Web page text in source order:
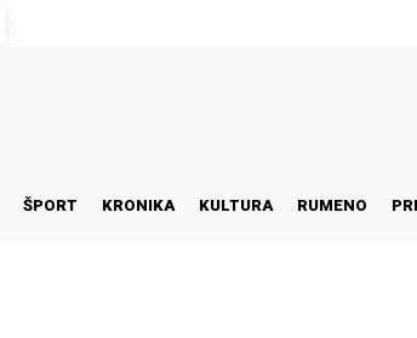
ŠPORT KRONIKA KULTURA RUMENO